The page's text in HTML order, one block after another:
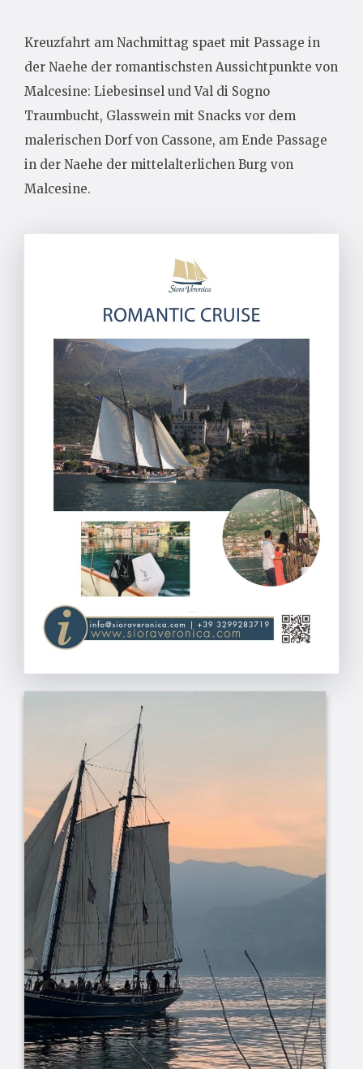
Kreuzfahrt am Nachmittag spaet mit Passage in
der Naehe der romantischsten Aussichtpunkte von
Malcesine: Liebesinsel und Val di Sogno
Traumbucht, Glasswein mit Snacks vor dem
malerischen Dorf von Cassone, am Ende Passage
in der Naehe der mittelalterlichen Burg von
Malcesine.